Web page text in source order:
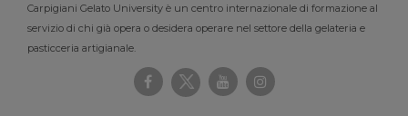
Carpigiani Gelato University è un centro internazionale di formazione al
servizio di chi già opera o desidera operare nel settore della gelateria e
pasticceria artigianale.